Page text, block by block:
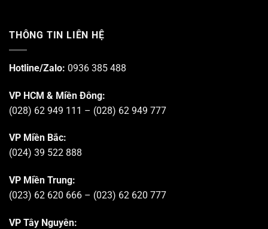
THÔNG TIN LIÊN HỆ
Hotline/Zalo: 0936 385 488
VP HCM & Miền Đông:
(028) 62 949 111 – (028) 62 949 777
VP Miền Bắc:
(024) 39 522 888
VP Miền Trung:
(023) 62 620 666 – (023) 62 620 777
VP Tây Nguyên: